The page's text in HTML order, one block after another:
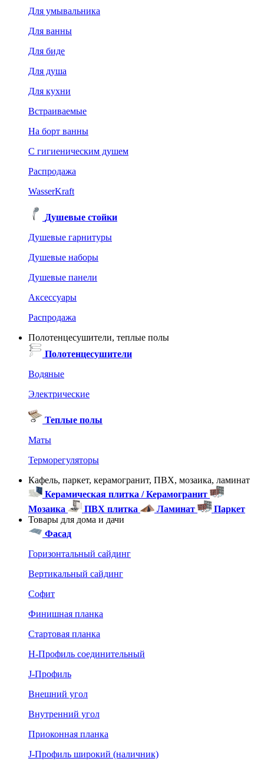
Для умывальника
Для ванны
Для биде
Для душа
Для кухни
Встраиваемые
На борт ванны
C гигиеническим душем
Распродажа
WasserKraft
Душевые стойки
Душевые гарнитуры
Душевые наборы
Душевые панели
Аксессуары
Распродажа
Полотенцесушители, теплые полы
Полотенцесушители
Водяные
Электрические
Теплые полы
Маты
Терморегуляторы
Кафель, паркет, керамогранит, ПВХ, мозаика, ламинат
Керамическая плитка / Керамогранит
Мозаика
ПВХ плитка Ламинат
Паркет
Товары для дома и дачи
Фасад
Горизонтальный сайдинг
Вертикальный сайдинг
Софит
Финишная планка
Стартовая планка
Н-Профиль соединительный
J-Профиль
Внешний угол
Внутренний угол
Приоконная планка
J-Профиль широкий (наличник)